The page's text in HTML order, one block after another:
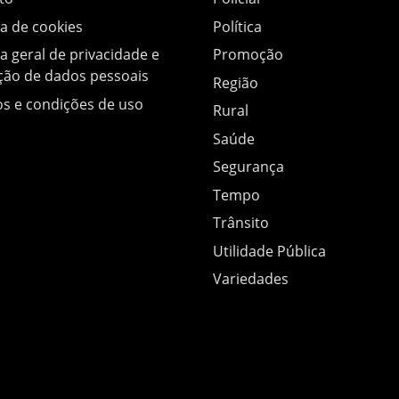
de cookies
geral de privacidade e
de dados pessoais
e condições de uso
Política
Promoção
Região
Rural
Saúde
Segurança
Tempo
Trânsito
Utilidade Pública
Variedades